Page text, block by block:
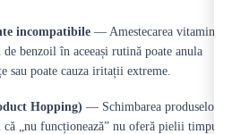
incompatibile — Amestecarea vitaminei
benzoil în aceeași rutină poate anula
sau poate cauza iritații extreme.
Hopping) — Schimbarea produselor
„nu funcționează” nu oferă pielii timpul